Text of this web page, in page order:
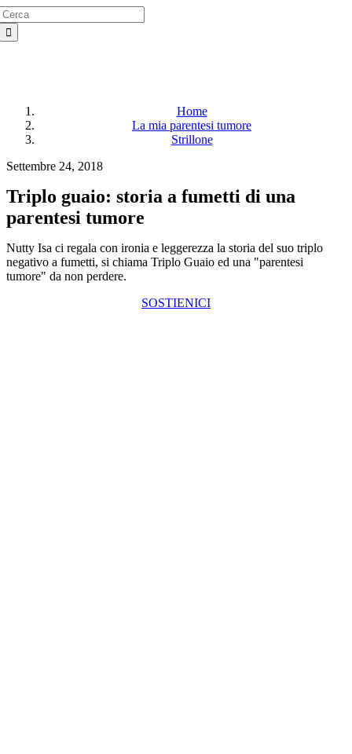
Salta
al
contenuto
Home
La mia parentesi tumore
Strillone
Settembre 24, 2018
Triplo guaio: storia a fumetti di una
parentesi tumore
Nutty Isa ci regala con ironia e leggerezza la storia del suo triplo
negativo a fumetti, si chiama Triplo Guaio ed una "parentesi
tumore" da non perdere.
SOSTIENICI